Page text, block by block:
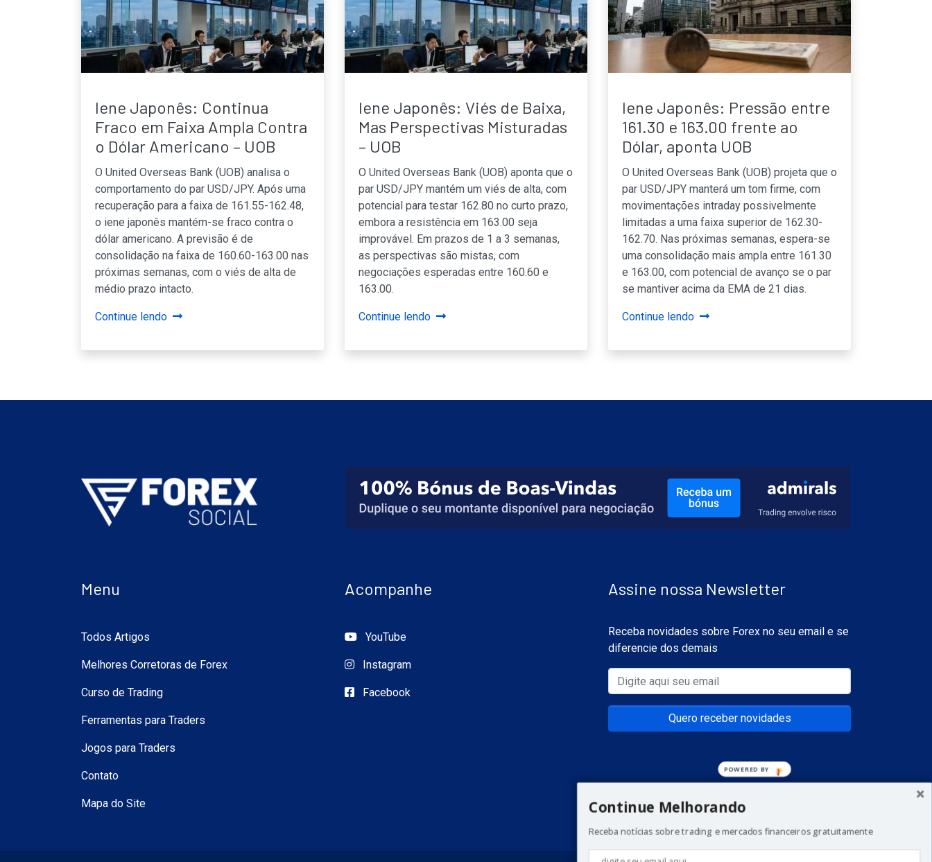
Iene Japonês: Continua
Fraco em Faixa Ampla Contra
o Dólar Americano – UOB
O United Overseas Bank (UOB) analisa o
comportamento do par USD/JPY. Após uma
recuperação para a faixa de 161.55-162.48,
o iene japonês mantém-se fraco contra o
dólar americano. A previsão é de
consolidação na faixa de 160.60-163.00 nas
próximas semanas, com o viés de alta de
médio prazo intacto.
Continue lendo
Iene Japonês: Viés de Baixa,
Mas Perspectivas Misturadas
– UOB
O United Overseas Bank (UOB) aponta que o
par USD/JPY mantém um viés de alta, com
potencial para testar 162.80 no curto prazo,
embora a resistência em 163.00 seja
improvável. Em prazos de 1 a 3 semanas,
as perspectivas são mistas, com
negociações esperadas entre 160.60 e
163.00.
Continue lendo
Iene Japonês: Pressão entre
161.30 e 163.00 frente ao
Dólar, aponta UOB
O United Overseas Bank (UOB) projeta que o
par USD/JPY manterá um tom firme, com
movimentações intraday possivelmente
limitadas a uma faixa superior de 162.30-
162.70. Nas próximas semanas, espera-se
uma consolidação mais ampla entre 161.30
e 163.00, com potencial de avanço se o par
se mantiver acima da EMA de 21 dias.
Continue lendo
Menu
Todos Artigos
Melhores Corretoras de Forex
Curso de Trading
Ferramentas para Traders
Jogos para Traders
Contato
Mapa do Site
Acompanhe
YouTube
Instagram
Facebook
Assine nossa Newsletter
Receba novidades sobre Forex no seu email e se
diferencie dos demais
Quero receber novidades
Continue Melhorando
Receba notícias sobre trading e mercados financeiros gratuitamente